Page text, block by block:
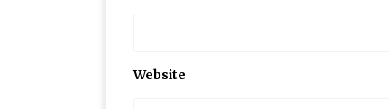
Website